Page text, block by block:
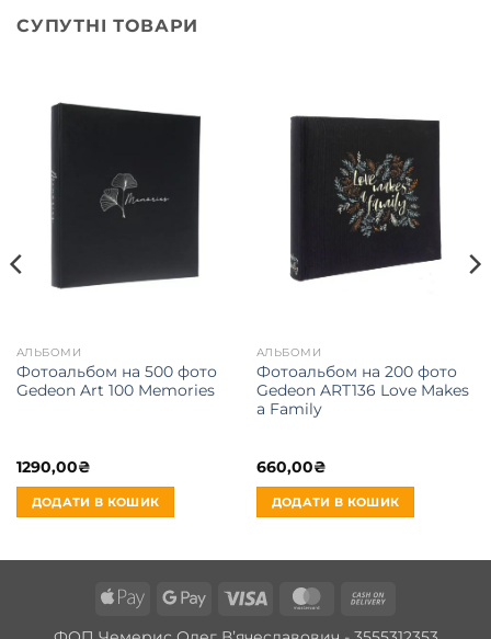
СУПУТНІ ТОВАРИ
АЛЬБОМИ
Фотоальбом на 500 фото
Gedeon Art 100 Memories
1290,00₴
ДОДАТИ В КОШИК
АЛЬБОМИ
Фотоальбом на 200 фото
Gedeon ART136 Love Makes
a Family
660,00₴
ДОДАТИ В КОШИК
Apple
Google
Visa MasterCard